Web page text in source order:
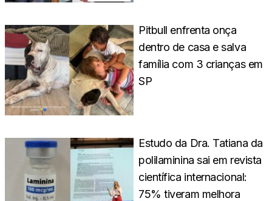
Pitbull enfrenta onça
dentro de casa e salva
família com 3 crianças em
SP
Estudo da Dra. Tatiana da
polilaminina sai em revista
científica internacional:
75% tiveram melhora